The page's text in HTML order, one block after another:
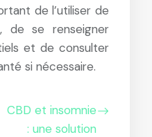
de l’utiliser de
de se renseigner
et de consulter
si nécessaire.
CBD et insomnie
: une solution